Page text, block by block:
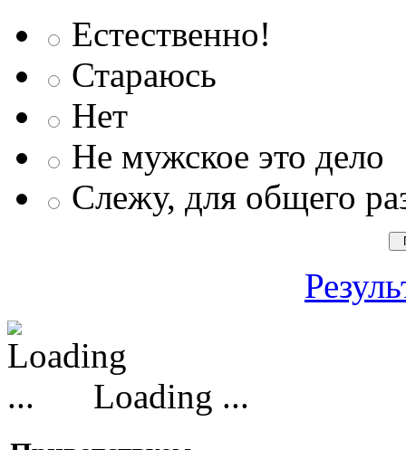
Естественно!
Стараюсь
Нет
Не мужское это дело
Слежу, для общего
Loading ...